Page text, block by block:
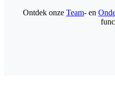
Ontdek onze Team- en